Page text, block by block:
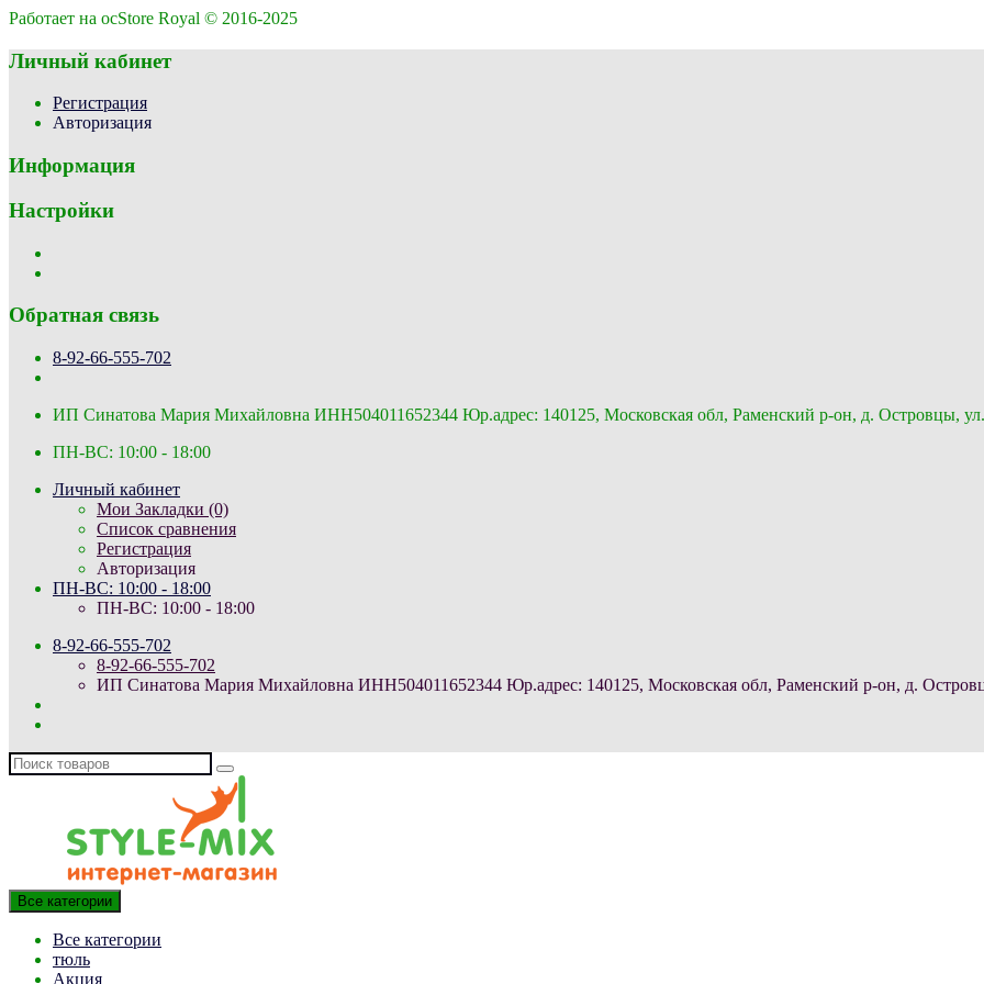
Работает на ocStore Royal © 2016-2025
Личный кабинет
Регистрация
Авторизация
Информация
Настройки
Обратная связь
8-92-66-555-702
ИП Синатова Мария Михайловна ИНН504011652344 Юр.адрес: 140125, Московская обл, Раменский р-он, д. Островцы,
ПН-ВС: 10:00 - 18:00
Личный кабинет
Мои Закладки (0)
Список сравнения
Регистрация
Авторизация
ПН-ВС: 10:00 - 18:00
ПН-ВС: 10:00 - 18:00
8-92-66-555-702
8-92-66-555-702
ИП Синатова Мария Михайловна ИНН504011652344 Юр.адрес: 140125, Московская обл, Раменский р-он, д.
Все категории
Все категории
тюль
Акция